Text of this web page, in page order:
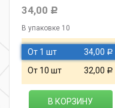
34,00 Р
В упаковке 10
От 1 шт 34,00 Р
От 10 шт 32,00 Р
В КОРЗИНУ